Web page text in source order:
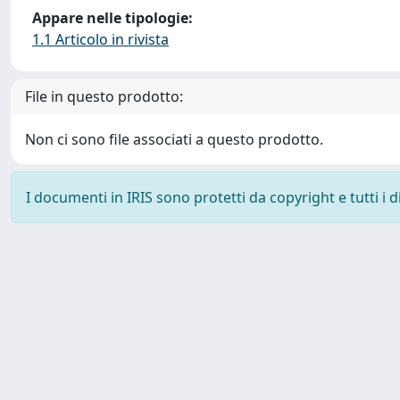
Appare nelle tipologie:
1.1 Articolo in rivista
File in questo prodotto:
Non ci sono file associati a questo prodotto.
I documenti in IRIS sono protetti da copyright e tutti i